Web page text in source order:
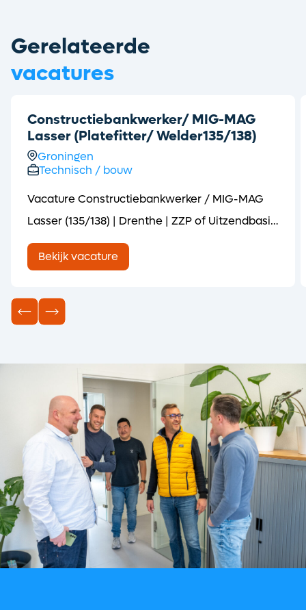
Gerelateerde
vacatures
Constructiebankwerker/ MIG-MAG
Lasser (Platefitter/ Welder135/138)
Groningen
Technisch / bouw
Vacature Constructiebankwerker / MIG-MAG
Lasser (135/138) | Drenthe | ZZP of Uitzendbasis
(short English version below! ⬇️) Voor een
opdrachtgever in Drenthe is Syntec
Constructiebankwerker / MIG-MAG Lasser met
een 135/138-certificaat. Ben jij na de bouwvak
Bekijk vacature